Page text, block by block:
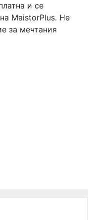
и се
MaistorPlus. Не
за мечтания